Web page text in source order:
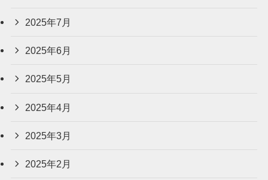
2025年7月
2025年6月
2025年5月
2025年4月
2025年3月
2025年2月